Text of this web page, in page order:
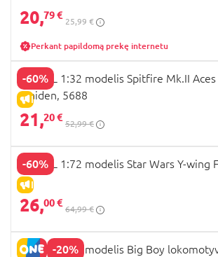
20,79 €
25,99 €
Perkant papildomą prekę internetu
-60%
IŠPARDAVIMAS
REVELL 1:32 modelis Spitfire Mk.II
Maiden, 5688
21,20 €
52,99 €
-60%
IŠPARDAVIMAS
REVELL 1:72 modelis Star Wars Y-wing
26,00 €
64,99 €
-20%
REVELL 1:87 modelis Big Boy